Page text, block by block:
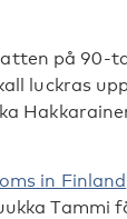
på 90-
luckras
in Finland
Tammi